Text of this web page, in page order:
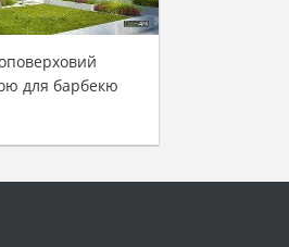
для барбекю